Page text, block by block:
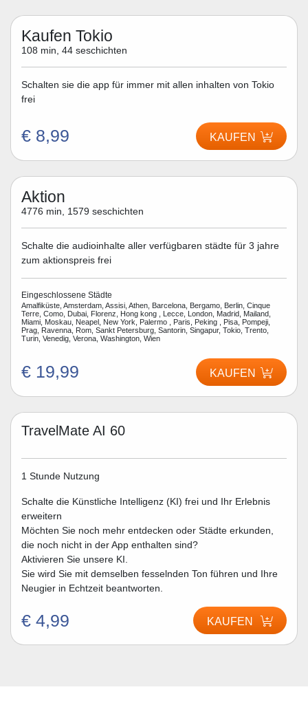
Kaufen Tokio
108 min, 44 seschichten
Schalten sie die app für immer mit allen inhalten von Tokio
frei
€ 8,99 KAUFEN
Aktion
4776 min, 1579 seschichten
Schalte die audioinhalte aller verfügbaren städte für 3 jahre
zum aktionspreis frei
Eingeschlossene Städte
Amalfiküste, Amsterdam, Assisi, Athen, Barcelona, Bergamo, Berlin, Cinque
Terre, Como, Dubai, Florenz, Hong kong , Lecce, London, Madrid, Mailand,
Miami, Moskau, Neapel, New York, Palermo , Paris, Peking , Pisa, Pompeji,
Prag, Ravenna, Rom, Sankt Petersburg, Santorin, Singapur, Tokio, Trento,
Turin, Venedig, Verona, Washington, Wien
€ 19,99 KAUFEN
TravelMate AI 60
1 Stunde Nutzung
Schalte die Künstliche Intelligenz (KI) frei und Ihr Erlebnis
erweitern
Möchten Sie noch mehr entdecken oder Städte erkunden,
die noch nicht in der App enthalten sind?
Aktivieren Sie unsere KI.
Sie wird Sie mit demselben fesselnden Ton führen und Ihre
Neugier in Echtzeit beantworten.
€ 4,99 KAUFEN